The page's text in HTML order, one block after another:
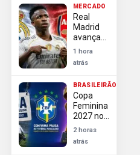
MERCADO
Real
Madrid
avança
em
negociação
e blinda
contra
investida
do
Arsenal
1 hora
atrás
BRASILEIRÃO
Copa
Feminina
2027 no
Brasil
causa
paralisação
2 horas
atrás